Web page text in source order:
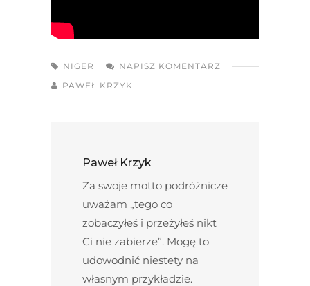
NIGER
NAPISZ KOMENTARZ
PAWEŁ KRZYK
Paweł Krzyk
Za swoje motto podróżnicze
uważam „tego co
zobaczyłeś i przeżyłeś nikt
Ci nie zabierze”. Mogę to
udowodnić niestety na
własnym przykładzie.